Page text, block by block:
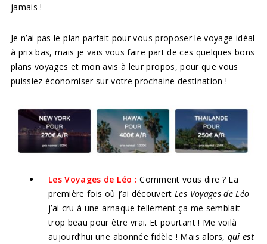
jamais !
Je n’ai pas le plan parfait pour vous proposer le voyage idéal
à prix bas, mais je vais vous faire part de ces quelques bons
plans voyages et mon avis à leur propos, pour que vous
puissiez économiser sur votre prochaine destination !
Les Voyages de Léo : Comment vous dire ?La
première fois où j’ai découvert Les Voyages de Léo
j’ai cru à une arnaque tellement ça me semblait
trop beau pour être vrai. Et pourtant ! Me voilà
aujourd’hui une abonnée fidèle ! Mais alors, qui est